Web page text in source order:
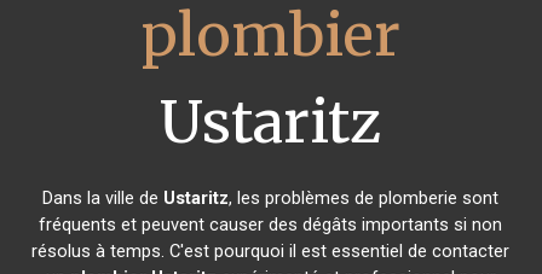
plombier
Ustaritz
Dans la ville de Ustaritz, les problèmes de plomberie sont
fréquents et peuvent causer des dégâts importants si non
résolus à temps. C'est pourquoi il est essentiel de contacter